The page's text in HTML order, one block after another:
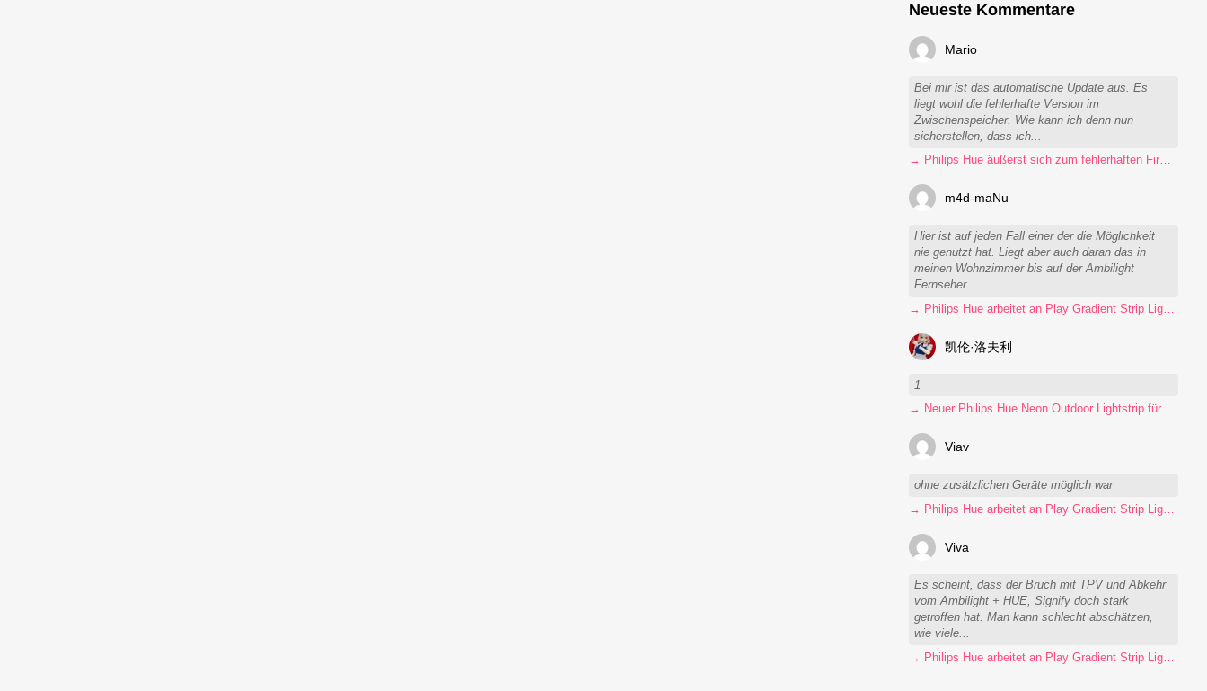
Neueste Kommentare
Mario
Bei mir ist das automatische Update aus. Es
liegt wohl die fehlerhafte Version im
Zwischenspeicher. Wie kann ich denn nun
sicherstellen, dass ich...
→ Philips Hue äußerst sich zum fehlerhaften Firmware-Update
m4d-maNu
Hier ist auf jeden Fall einer der die Möglichkeit
nie genutzt hat. Liegt aber auch daran das in
meinen Wohnzimmer bis auf der Ambilight
Fernseher...
→ Philips Hue arbeitet an Play Gradient Strip Light Pro
凯伦·洛夫利
1
→ Neuer Philips Hue Neon Outdoor Lightstrip für 130 Euro
Viav
ohne zusätzlichen Geräte möglich war
Viva
Es scheint, dass der Bruch mit TPV und Abkehr
vom Ambilight + HUE, Signify doch stark
getroffen hat. Man kann schlecht abschätzen,
wie viele...
→ Philips Hue arbeitet an Play Gradient Strip Light Pro